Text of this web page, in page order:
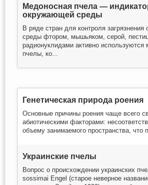
Медоносная пчела —
окружающей среды
В ряде стран для контроля
среды фтором, мышьяком, серой,
радионуклидами активно используются
пчелы, ко...
Генетическая природа роения
Основные причины роения чаще всего
абиотическими факторами:
объему занимаемого пространства, что
Украинские пчелы
Вопрос о происхождении украинских
sossimai Engel (старое неверное